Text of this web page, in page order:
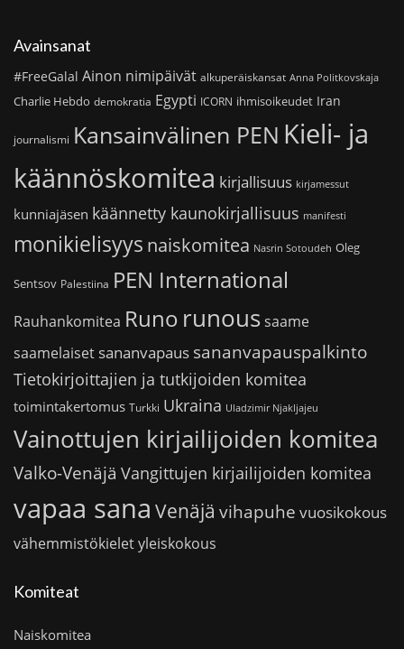
Avainsanat
#FreeGalal Ainon nimipäivät alkuperäiskansat Anna Politkovskaja
Charlie Hebdo demokratia Egypti ICORN ihmisoikeudet Iran
journalismi Kansainvälinen PEN Kieli- ja
käännöskomitea kirjallisuus kirjamessut
kunniajäsen käännetty kaunokirjallisuus manifesti
monikielisyys naiskomitea Nasrin Sotoudeh Oleg
Sentsov Palestiina PEN International
Rauhankomitea Runo runoussaame
saamelaiset sananvapaus sananvapauspalkinto
Tietokirjoittajien ja tutkijoiden komitea
toimintakertomus Turkki Ukraina Uladzimir Njakljajeu
Vainottujen kirjailijoiden komitea
Valko-Venäjä Vangittujen kirjailijoiden komitea
vapaa sana Venäjä vihapuhe vuosikokous
vähemmistökieletyleiskokous
Komiteat
Naiskomitea